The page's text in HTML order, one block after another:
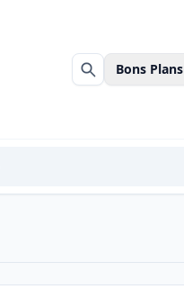
Rechercher
Bons Plans